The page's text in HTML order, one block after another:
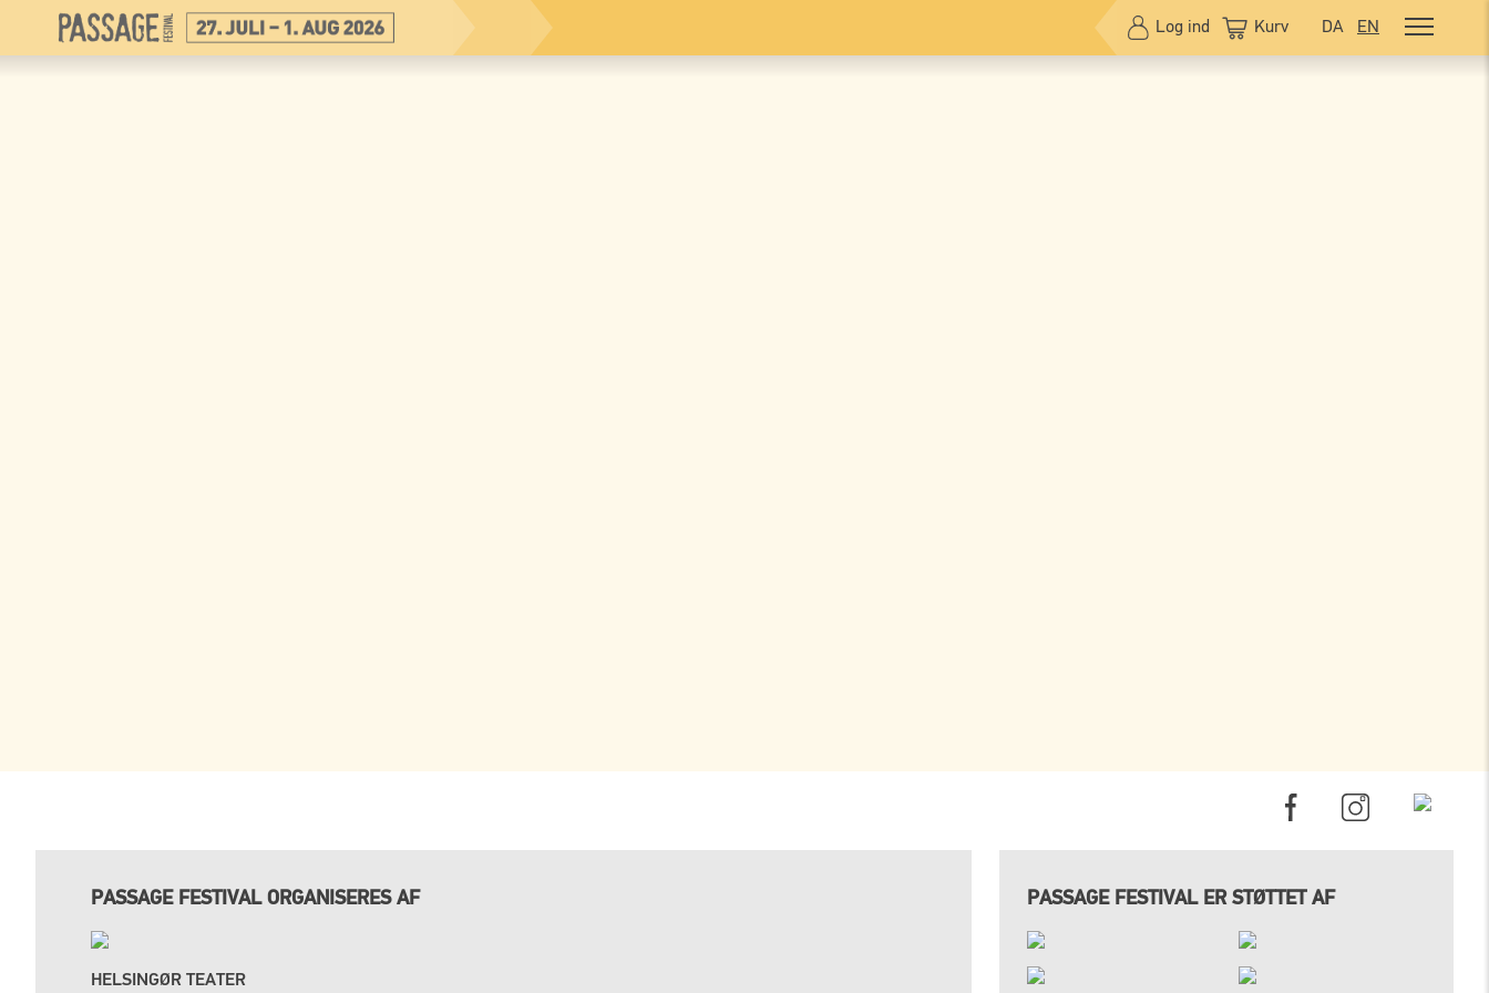
Log ind Kurv DA EN
PASSAGE FESTIVAL ORGANISERES AF
HELSINGØR TEATER
PASSAGE FESTIVAL ER STØTTET AF